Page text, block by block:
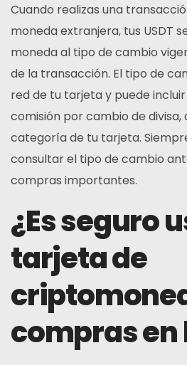
Cuando realizas una
moneda extranjera, tus USDT
moneda al tipo de cambio
de la transacción. El tipo de
red de tu tarjeta y puede
comisión por cambio de divisa,
categoría de tu tarjeta.
consultar el tipo de cambio
compras importantes.
¿Es seguro
tarjeta de
compras en